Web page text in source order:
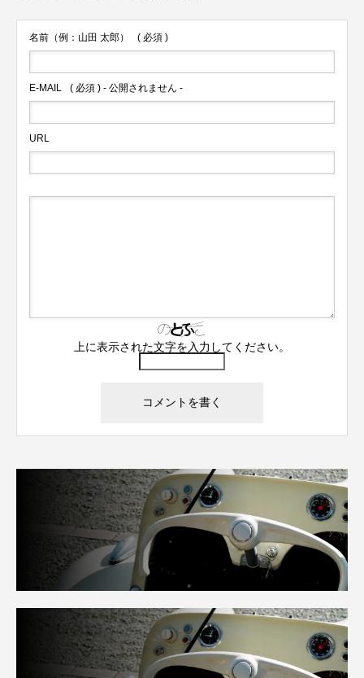
名前（例：山田 太郎） ( 必須 )
E-MAIL ( 必須 ) - 公開されません -
URL
上に表示された文字を入力してください。